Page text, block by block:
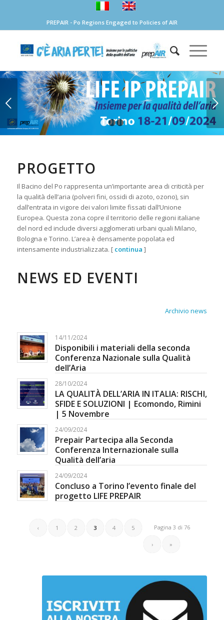
PREPAIR - Po Regions Engaged to Policies of AIR
Succ
1 2 3
PROGETTO
Il Bacino del Po rappresenta un’importante area di criticità per
la qualità dell’aria (polveri fini, ossidi di azoto, ozono), sin
dall’entrata in vigore dei valori limite fissati dall’Unione
Europea. Questa zona copre il territorio delle regioni italiane
del nord ed include diversi agglomerati urbani quali Milano,
Bologna e Torino. L’area è densamente popolata ed
intensamente industrializzata. [ continua ]
NEWS ED EVENTI
Archivio news
14/11/2024
Disponibili i materiali della seconda
Conferenza Nazionale sulla Qualità
dell’Aria
28/10/2024
LA QUALITÀ DELL’ARIA IN ITALIA: RISCHI,
SFIDE E SOLUZIONI | Ecomondo, Rimini
| 5 Novembre
24/09/2024
Prepair Partecipa alla Seconda
Conferenza Internazionale sulla
Qualità dell’aria
24/09/2024
Concluso a Torino l’evento finale del
progetto LIFE PREPAIR
Pagina 3 di 76
‹ 1 2 3 4 5
› »